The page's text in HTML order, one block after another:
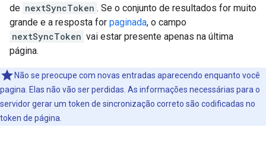
de nextSyncToken . Se o conjunto de resultados for muito
grande e a resposta for paginada, o campo
nextSyncToken vai estar presente apenas na última
página.
Não se preocupe com novas entradas aparecendo enquanto você
pagina. Elas não vão ser perdidas. As informações necessárias para o
servidor gerar um token de sincronização correto são codificadas no
token de página.